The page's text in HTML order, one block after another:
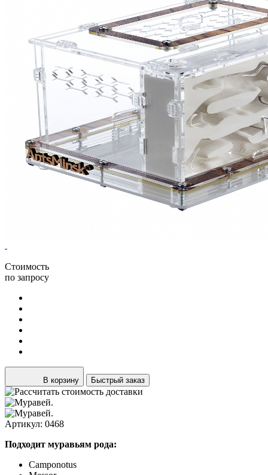
Стоимость
по запросу
В корзину Быстрый заказ
Артикул: 0468
Подходит муравьям рода:
Camponotus